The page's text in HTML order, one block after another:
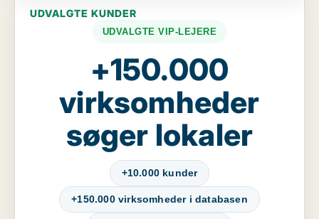
UDVALGTE KUNDER
UDVALGTE VIP-LEJERE
+150.000
virksomheder
søger lokaler
+10.000 kunder
+150.000 virksomheder i databasen